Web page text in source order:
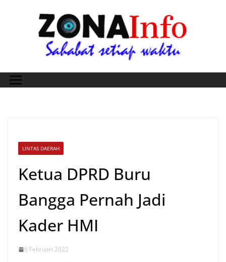
LINTAS DAERAH
Ketua DPRD Buru
Bangga Pernah Jadi
Kader HMI
6 Februari 2022